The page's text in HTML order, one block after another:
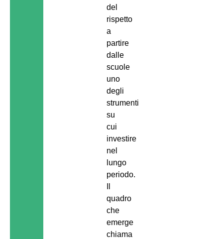
del
rispetto
a
partire
dalle
scuole
uno
degli
strumenti
su
cui
investire
nel
lungo
periodo.
quadro
che
emerge
chiama